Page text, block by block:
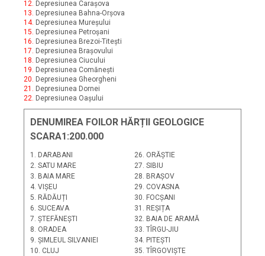
12. Depresiunea Carașova
13. Depresiunea Bahna-Orșova
14. Depresiunea Mureșului
15. Depresiunea Petroșani
16. Depresiunea Brezoi-Titești
17. Depresiunea Brașovului
18. Depresiunea Ciucului
19. Depresiunea Comănești
20. Depresiunea Gheorgheni
21. Depresiunea Dornei
22. Depresiunea Oașului
DENUMIREA FOILOR HĂRȚII GEOLOGICE
SCARA1:200.000
1. DARABANI
2. SATU MARE
3. BAIA MARE
4. VIȘEU
5. RĂDĂUȚI
6. SUCEAVA
7. ȘTEFĂNEȘTI
8. ORADEA
9. ȘIMLEUL SILVANIEI
10. CLUJ
26. ORĂȘTIE
27. SIBIU
28. BRAȘOV
29. COVASNA
30. FOCȘANI
31. REȘIȚA
32. BAIA DE ARAMĂ
33. TÎRGU-JIU
34. PITEȘTI
35. TÎRGOVIȘTE